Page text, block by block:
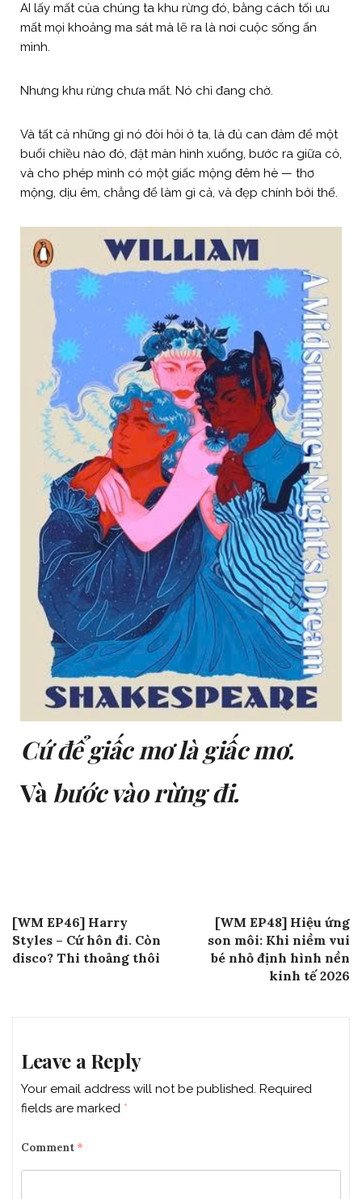
AI lấy mất của chúng ta khu rừng đó, bằng cách tối ưu
mất mọi khoảng ma sát mà lẽ ra là nơi cuộc sống ẩn
mình.
Nhưng khu rừng chưa mất. Nó chỉ đang chờ.
Và tất cả những gì nó đòi hỏi ở ta, là đủ can đảm để một
buổi chiều nào đó, đặt màn hình xuống, bước ra giữa cỏ,
và cho phép mình có một giấc mộng đêm hè — thơ
mộng, dịu êm, chẳng để làm gì cả, và đẹp chính bởi thế.
Cứ để giấc mơ là giấc mơ.
Và bước vào rừng đi.
Post
navigation
[WM EP46] Harry
Styles – Cứ hôn đi. Còn
disco? Thi thoảng thôi
[WM EP48] Hiệu ứng
son môi: Khi niềm vui
bé nhỏ định hình nền
kinh tế 2026
Leave a Reply
Your email address will not be published. Required
fields are marked *
Comment *